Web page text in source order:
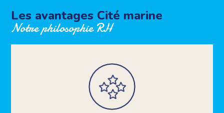
Les avantages Cité marine
Notre philosophie RH